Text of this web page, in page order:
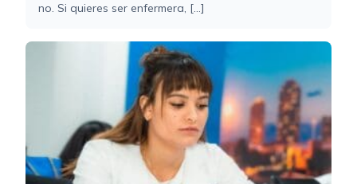
no. Si quieres ser enfermera, [...]